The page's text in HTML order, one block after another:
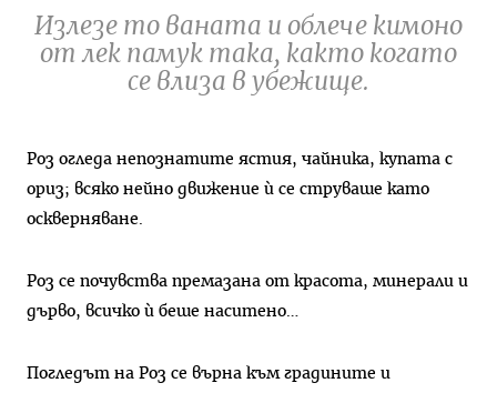
Излезе то ваната и облече кимоно
от лек памук така, както когато
се влиза в убежище.
Роз огледа непознатите ястия, чайника, купата с
ориз; всяко нейно движение ѝ се струваше като
оскверняване.
Роз се почувства премазана от красота, минерали и
дърво, всичко ѝ беше наситено…
Погледът на Роз се върна към градините и